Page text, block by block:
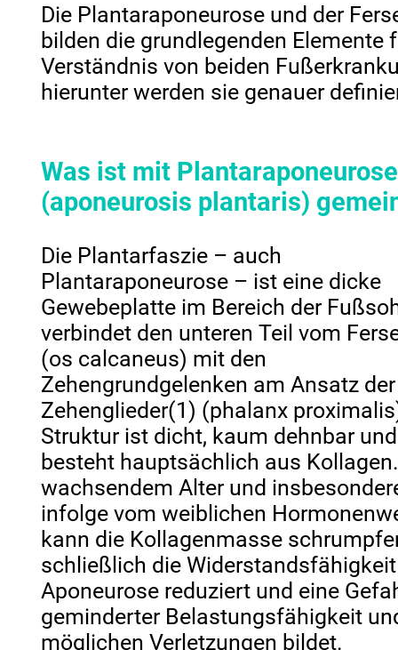
Die Plantaraponeurose und der
bilden die grundlegenden Elemente
Verständnis von beiden
hierunter werden sie genauer
Was ist mit Plantaraponeurose
(aponeurosis plantaris)
Die Plantarfaszie – auch
Plantaraponeurose – ist eine dicke
Gewebeplatte im Bereich der
verbindet den unteren Teil vom
(os calcaneus) mit den
Zehengrundgelenken am Ansatz der
Zehenglieder(1) (phalanx
Struktur ist dicht, kaum dehnbar und
besteht hauptsächlich aus
wachsendem Alter und
infolge vom weiblichen
kann die Kollagenmasse
schließlich die
Aponeurose reduziert und eine
geminderter Belastungsfähigkeit
möglichen Verletzungen bildet.